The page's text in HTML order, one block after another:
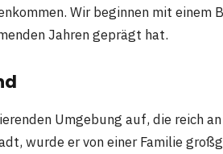
Wir beginnen mit einem
Jahren geprägt hat.
Umgebung auf, die reich
wurde er von einer Familie